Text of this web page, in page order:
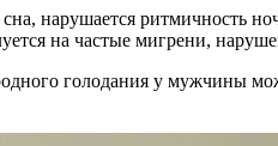
нарушается ритмичность
на частые мигрени,
голодания у мужчины